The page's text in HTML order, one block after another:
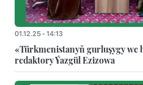
01.12.25 - 14:13
«Türkmenistanyň gurluşygy we
redaktory Ýazgül Ezizowa